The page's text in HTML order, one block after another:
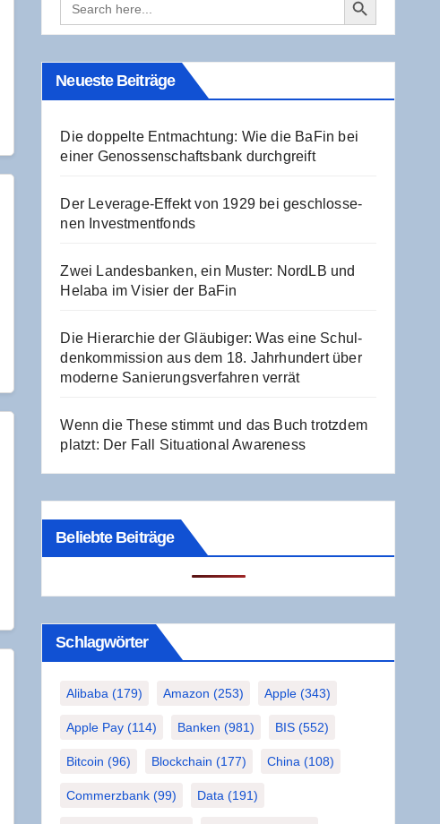
for:
Neu­es­te Beiträge
Die dop­pel­te Ent­mach­tung: Wie die BaFin bei
einer Genos­sen­schafts­bank durchgreift
Der Levera­ge-Effekt von 1929 bei geschlos­se­
nen Investmentfonds
Zwei Lan­des­ban­ken, ein Mus­ter: NordLB und
Hela­ba im Visier der BaFin
Die Hier­ar­chie der Gläu­bi­ger: Was eine Schul­
den­kom­mis­si­on aus dem 18. Jahr­hun­dert über
moder­ne Sanie­rungs­ver­fah­ren verrät
Wenn die The­se stimmt und das Buch trotz­dem
platzt: Der Fall Situa­tio­nal Awareness
Beliebte Beiträge
Schlag­wör­ter
Alibaba (179) Amazon (253) Apple (343)
Apple Pay (114) Banken (981) BIS (552)
Bitcoin (96) Blockchain (177) China (108)
Commerzbank (99) Data (191)